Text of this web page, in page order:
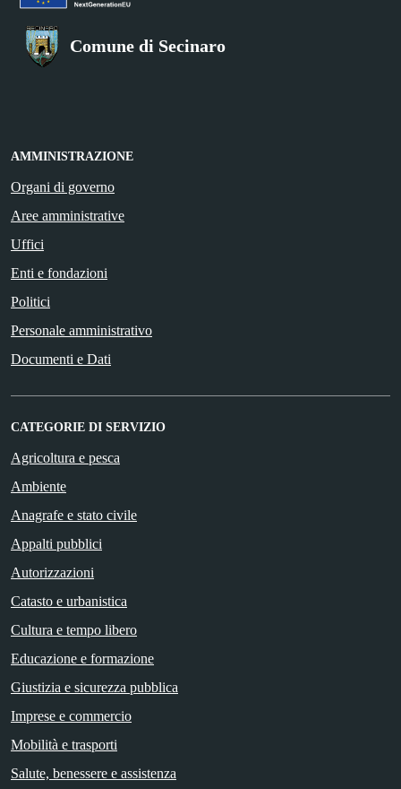
Comune di Secinaro
AMMINISTRAZIONE
Organi di governo
Aree amministrative
Uffici
Enti e fondazioni
Politici
Personale amministrativo
Documenti e Dati
CATEGORIE DI SERVIZIO
Agricoltura e pesca
Ambiente
Anagrafe e stato civile
Appalti pubblici
Autorizzazioni
Catasto e urbanistica
Cultura e tempo libero
Educazione e formazione
Giustizia e sicurezza pubblica
Imprese e commercio
Mobilità e trasporti
Salute, benessere e assistenza